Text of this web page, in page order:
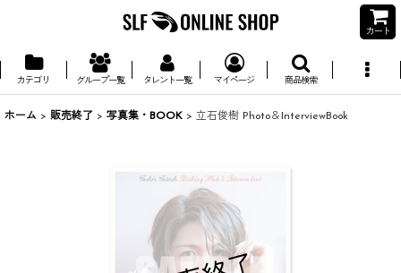
カート
カテゴリ グループ一覧 タレント一覧 マイページ 商品検索
ホーム > 販売終了 > 写真集・BOOK > 立石俊樹 Photo＆InterviewBook